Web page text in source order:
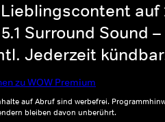
Surround Sound
Jederzeit
zu WOW Premium
auf Abruf sind werbefrei.
bleiben davon unberührt.